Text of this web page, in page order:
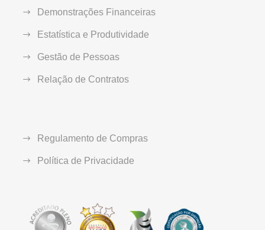
Demonstrações Financeiras
Estatística e Produtividade
Gestão de Pessoas
Relação de Contratos
Regulamento de Compras
Política de Privacidade